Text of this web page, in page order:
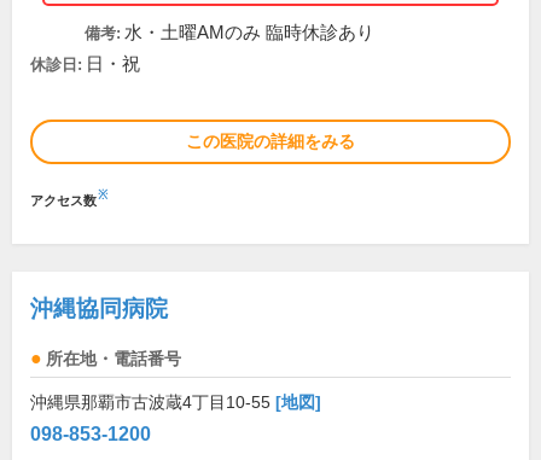
備考: 水・土曜AMのみ 臨時休診あり
休診日: 日・祝
この医院の詳細をみる
アクセス数※
沖縄協同病院
所在地・電話番号
沖縄県那覇市古波蔵4丁目10-55 [地図]
098-853-1200